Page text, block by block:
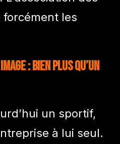
les
: bien plus qu’un
un sportif,
à lui seul.